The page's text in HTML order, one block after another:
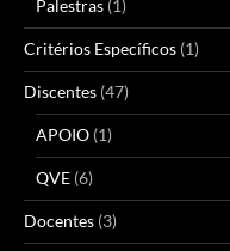
Palestras (1)
Critérios Específicos (1)
Discentes (47)
APOIO (1)
QVE (6)
Docentes (3)